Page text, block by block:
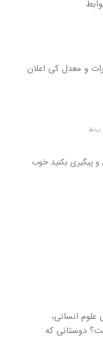
و معدل کی اعلان
پیگیری بکنید خوب
علوم انسانی،
دوستانی که